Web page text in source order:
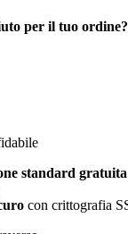
per il tuo
standard gratuita
con crittografia